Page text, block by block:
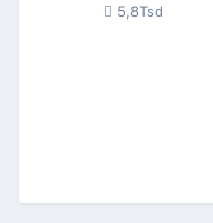
5,8Tsd